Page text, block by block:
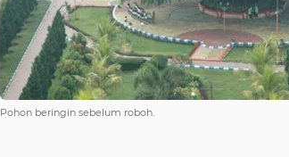
Pohon beringin sebelum roboh.